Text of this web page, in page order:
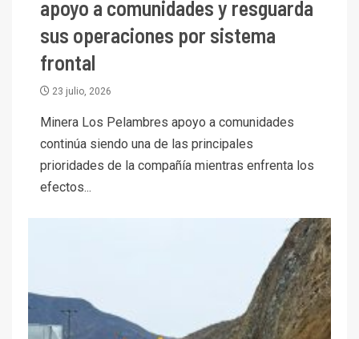
apoyo a comunidades y resguarda
sus operaciones por sistema
frontal
23 julio, 2026
Minera Los Pelambres apoyo a comunidades
continúa siendo una de las principales
prioridades de la compañía mientras enfrenta los
efectos...